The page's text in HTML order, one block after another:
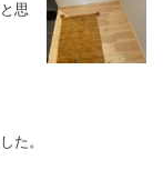
思
た。